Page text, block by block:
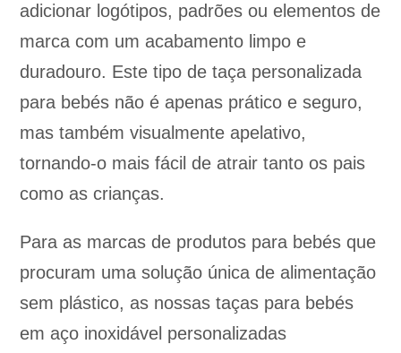
adicionar logótipos, padrões ou elementos de
marca com um acabamento limpo e
duradouro. Este tipo de taça personalizada
para bebés não é apenas prático e seguro,
mas também visualmente apelativo,
tornando-o mais fácil de atrair tanto os pais
como as crianças.
Para as marcas de produtos para bebés que
procuram uma solução única de alimentação
sem plástico, as nossas taças para bebés
em aço inoxidável personalizadas